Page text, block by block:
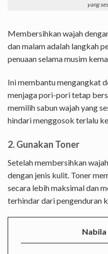
yang
Membersihkan wajah
dan malam adalah langkah
penuaan selama musim
Ini membantu mengangkat
menjaga pori-pori tetap
memilih sabun wajah yang
hindari menggosok terlalu
2. Gunakan Toner
Setelah membersihkan
dengan jenis kulit. Toner
secara lebih maksimal dan
terhindar dari pengenduran